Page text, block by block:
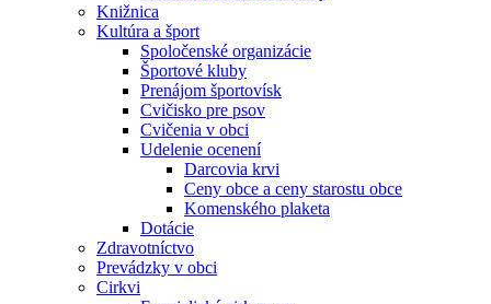
Knižnica
Kultúra a šport
Spoločenské organizácie
Športové kluby
Prenájom športovísk
Cvičisko pre psov
Cvičenia v obci
Udelenie ocenení
Darcovia krvi
Ceny obce a ceny starostu obce
Komenského plaketa
Dotácie
Zdravotníctvo
Prevádzky v obci
Cirkvi